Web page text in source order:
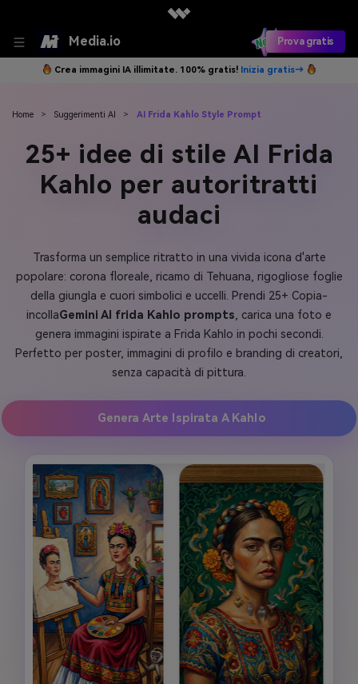
Media.io Prova gratis
Crea immagini IA illimitate. 100% gratis! Inizia gratis→
Home > Suggerimenti AI > AI Frida Kahlo Style Prompt
25+ idee di stile AI Frida
Kahlo per autoritratti
audaci
Trasforma un semplice ritratto in una vivida icona d'arte
popolare: corona floreale, ricamo di Tehuana, rigogliose foglie
della giungla e cuori simbolici e uccelli. Prendi 25+ Copia-
incollaGemini AI frida Kahlo prompts, carica una foto e
genera immagini ispirate a Frida Kahlo in pochi secondi.
Perfetto per poster, immagini di profilo e branding di creatori,
senza capacità di pittura.
Genera Arte Ispirata A Kahlo